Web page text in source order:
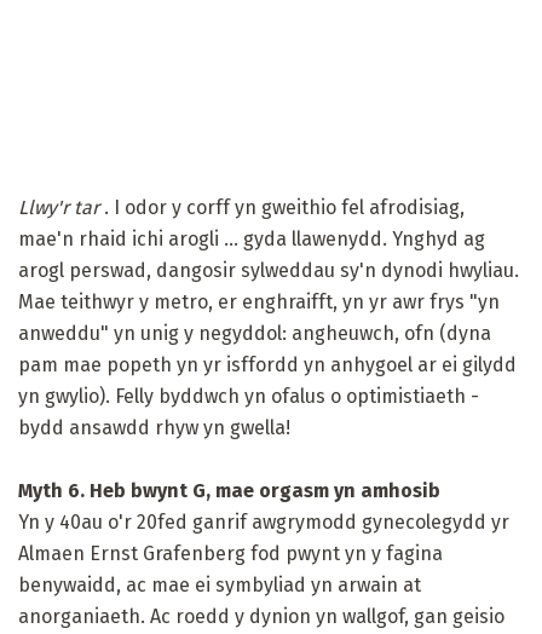
Llwy'r tar. I odor y corff yn gweithio fel afrodisiag,
mae'n rhaid ichi arogli ... gyda llawenydd. Ynghyd ag
arogl perswad, dangosir sylweddau sy'n dynodi hwyliau.
Mae teithwyr y metro, er enghraifft, yn yr awr frys "yn
anweddu" yn unig y negyddol: angheuwch, ofn (dyna
pam mae popeth yn yr isffordd yn anhygoel ar ei gilydd
yn gwylio). Felly byddwch yn ofalus o optimistiaeth -
bydd ansawdd rhyw yn gwella!
Myth 6. Heb bwynt G, mae orgasm yn amhosib
Yn y 40au o'r 20fed ganrif awgrymodd gynecolegydd yr
Almaen Ernst Grafenberg fod pwynt yn y fagina
benywaidd, ac mae ei symbyliad yn arwain at
anorganiaeth. Ac roedd y dynion yn wallgof, gan geisio